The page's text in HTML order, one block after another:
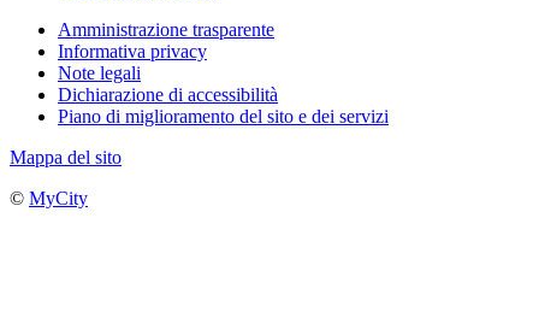
Amministrazione trasparente
Informativa privacy
Note legali
Dichiarazione di accessibilità
Piano di miglioramento del sito e dei servizi
Mappa del sito
© MyCity